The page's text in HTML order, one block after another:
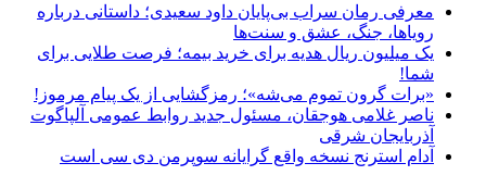
معرفی رمان سراب بی‌پایان داود سعیدی؛ داستانی درباره
رویاها، جنگ، عشق و سنت‌ها
یک میلیون ریال هدیه برای خرید بیمه؛ فرصت طلایی برای
شما!
«برات گرون تموم می‌شه»؛ رمزگشایی از یک پیام مرموز!
ناصر غلامی هوجقان، مسئول جدید روابط عمومی آلپاگوت
آذربایجان شرقی
آدام استرنج نسخه واقع گرایانه سوپرمن دی سی است